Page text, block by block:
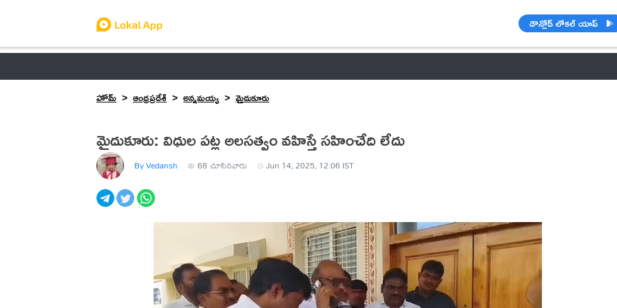
డౌన్లోడ్ లోకల్ యాప్
హోమ్
ఆంధ్రప్రదేశ్ అన్నమయ్య మైదుకూరు
మైదుకూరు: విధుల పట్ల అలసత్వం వహిస్తే సహించేది లేదు
By Vedansh 68 చూసినవారు Jun 14, 2025, 12:06 IST